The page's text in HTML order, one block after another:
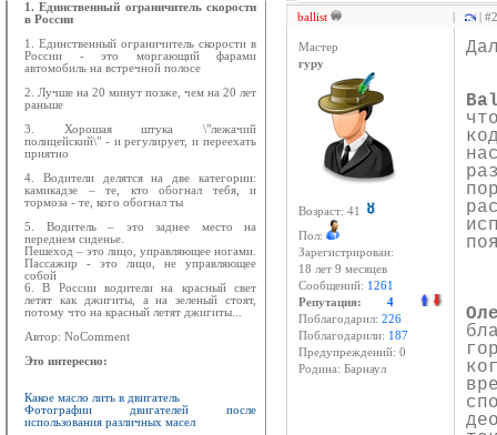
1. Единственный ограничитель скорости
в России
1. Единственный ограничитель скорости в
России - это моргающий фарами
автомобиль на встречной полосе
2. Лучше на 20 минут позже, чем на 20 лет
раньше
3. Хорошая штука \"лежачий
полицейский\" - и регулирует, и переехать
приятно
4. Водители делятся на две категории:
камикадзе – те, кто обогнал тебя, и
тормоза - те, кого обогнал ты
5. Водитель – это заднее место на
переднем сиденье.
Пешеход – это лицо, управляющее ногами.
Пассажир - это лицо, не управляющее
собой
6. В России водители на красный свет
летят как джигиты, а на зеленый стоят,
потому что на красный летят джигиты...
Автор: NoComment
Это интересно:
Какое масло лить в двигатель
Фотографии двигателей после
использования различных масел
ballist | |
Мастер
гуру
Возраст: 41
Пол:
Зарегистрирован:
18 лет 9 месяцев
Сообщений: 1261
Репутация: 4
Поблагодарил: 226
Поблагодарили: 187
Предупреждений: 0
Родина: Барнаул